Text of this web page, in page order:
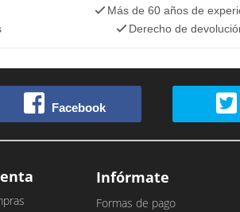
Más de 60 años de
Derecho de
Facebook
Infórmate
Formas de pago